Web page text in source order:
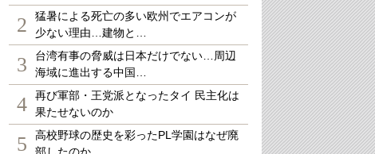
2
猛暑による死亡の多い欧州でエアコンが
少ない理由…建物と…
3
台湾有事の脅威は日本だけでない…周辺
海域に進出する中国…
4
再び軍部・王党派となったタイ 民主化は
果たせないのか
5
高校野球の歴史を彩ったPL学園はなぜ廃